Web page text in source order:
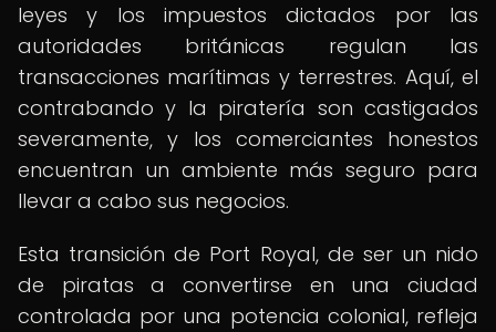
leyes y los impuestos dictados por las
autoridades británicas regulan las
transacciones marítimas y terrestres. Aquí, el
contrabando y la piratería son castigados
severamente, y los comerciantes honestos
encuentran un ambiente más seguro para
llevar a cabo sus negocios.
Esta transición de Port Royal, de ser un nido
de piratas a convertirse en una ciudad
controlada por una potencia colonial, refleja